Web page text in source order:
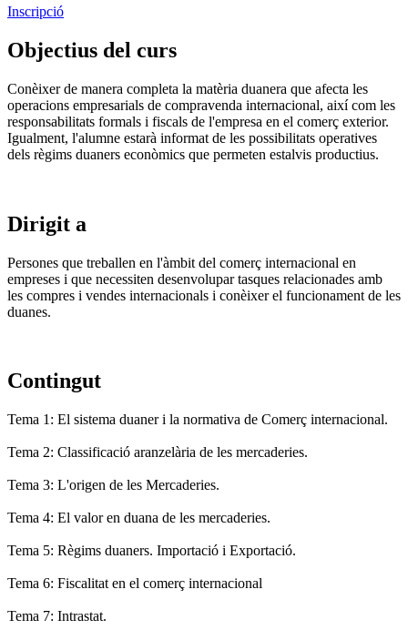
Inscripció
Objectius del curs
Conèixer de manera completa la matèria duanera que afecta les
operacions empresarials de compravenda internacional, així com les
responsabilitats formals i fiscals de l'empresa en el comerç exterior.
Igualment, l'alumne estarà informat de les possibilitats operatives
dels règims duaners econòmics que permeten estalvis productius.
Dirigit a
Persones que treballen en l'àmbit del comerç internacional en
empreses i que necessiten desenvolupar tasques relacionades amb
les compres i vendes internacionals i conèixer el funcionament de les
duanes.
Contingut
Tema 1: El sistema duaner i la normativa de Comerç internacional.
Tema 2: Classificació aranzelària de les mercaderies.
Tema 3: L'origen de les Mercaderies.
Tema 4: El valor en duana de les mercaderies.
Tema 5: Règims duaners. Importació i Exportació.
Tema 6: Fiscalitat en el comerç internacional
Tema 7: Intrastat.